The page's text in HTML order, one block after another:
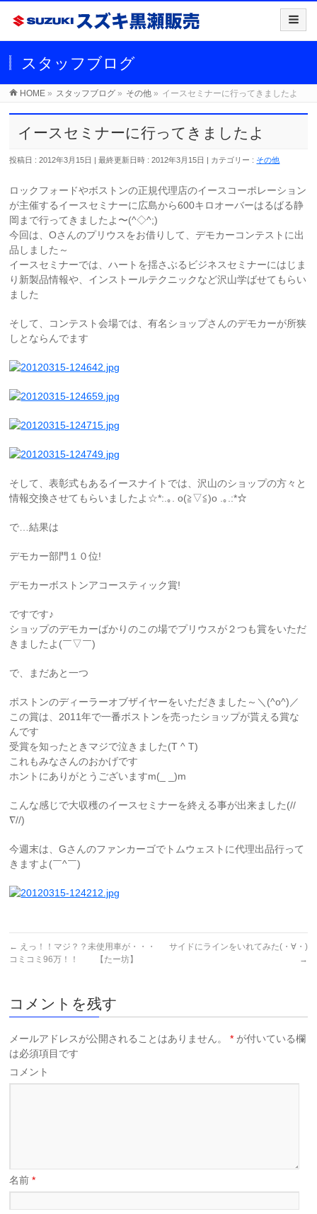
スタッフブログ
HOME » スタッフブログ » その他 » イースセミナーに行ってきましたよ
イースセミナーに行ってきましたよ
投稿日 : 2012年3月15日 最終更新日時 : 2012年3月15日 カテゴリー : その他
ロックフォードやボストンの正規代理店のイースコーポレーション
が主催するイースセミナーに広島から600キロオーバーはるばる静
岡まで行ってきましたよ〜(^◇^;)
今回は、Oさんのプリウスをお借りして、デモカーコンテストに出
品しました～
イースセミナーでは、ハートを揺さぶるビジネスセミナーにはじま
り新製品情報や、インストールテクニックなど沢山学ばせてもらい
ました
そして、コンテスト会場では、有名ショップさんのデモカーが所狭
しとならんでます
そして、表彰式もあるイースナイトでは、沢山のショップの方々と
情報交換させてもらいましたよ☆*:.｡. o(≧▽≦)o .｡.:*☆
で…結果は
デモカー部門１０位!
デモカーボストンアコースティック賞!
ですです♪
ショップのデモカーばかりのこの場でプリウスが２つも賞をいただ
きましたよ(￣▽￣)
で、まだあと一つ
ボストンのディーラーオブザイヤーをいただきました～＼(^o^)／
この賞は、2011年で一番ボストンを売ったショップが貰える賞な
んです
受賞を知ったときマジで泣きました(T ^ T)
これもみなさんのおかげです
ホントにありがとうございますm(_ _)m
こんな感じで大収穫のイースセミナーを終える事が出来ました(//
∇//)
今週末は、Gさんのファンカーゴでトムウェストに代理出品行って
きますよ(￣^￣)ゞ
← えっ！！マジ？？未使用車が・・・
コミコミ96万！！ 【たー坊】
サイドにラインをいれてみた(・∀・)
→
コメントを残す
メールアドレスが公開されることはありません。 * が付いている欄
は必須項目です
コメント
名前*